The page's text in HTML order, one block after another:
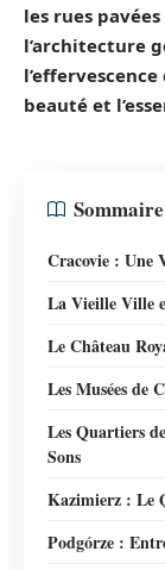
les rues
l’architecture
beauté et
Sommaire
Cracovie : Une
La Vieille Ville
Le Château
Les Musées de
Les Quartiers
Sons
Kazimierz : Le
Podgórze :